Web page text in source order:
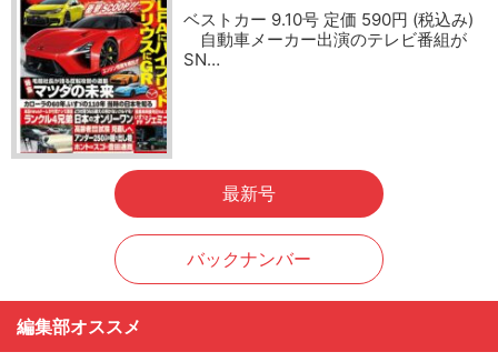
ベストカー 9.10号 定価 590円 (税込み)
自動車メーカー出演のテレビ番組が
SN…
最新号
バックナンバー
編集部オススメ